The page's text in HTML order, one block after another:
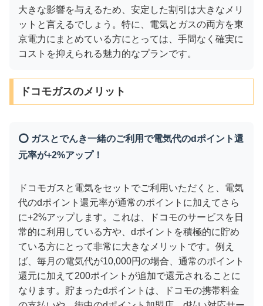
大きな影響を与えるため、安定した割引は大きなメリ
ットと言えるでしょう。特に、電気とガスの両方を東
京電力にまとめている方にとっては、手間なく確実に
コストを抑えられる魅力的なプランです。
ドコモガスのメリット
⭕ ガスとでんき一緒のご利用で電気代のdポイント還
元率が+2%アップ！
ドコモガスと電気をセットでご利用いただくと、電気
代のdポイント還元率が通常のポイントに加えてさら
に+2%アップします。これは、ドコモのサービスを日
常的に利用している方や、dポイントを積極的に貯め
ている方にとって非常に大きなメリットです。例え
ば、毎月の電気代が10,000円の場合、通常のポイント
還元に加えて200ポイントが追加で還元されることに
なります。貯まったdポイントは、ドコモの携帯料金